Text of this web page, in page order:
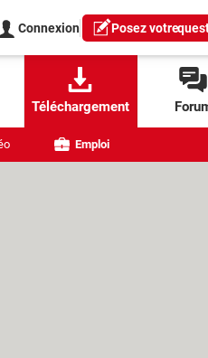
Connexion Posez votre
Téléchargement
Emploi